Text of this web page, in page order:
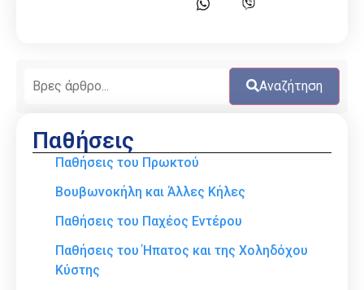
Αναζήτηση
Παθήσεις
Παθήσεις του Πρωκτού
Βουβωνοκήλη και Άλλες Κήλες
Παθήσεις του Παχέος Εντέρου
Παθήσεις του Ήπατος και της Χοληδόχου
Κύστης